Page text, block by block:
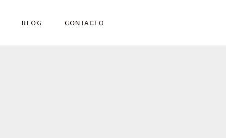
BLOG CONTACTO